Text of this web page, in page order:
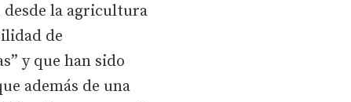
desde la agricultura
de
y que han sido
además de una